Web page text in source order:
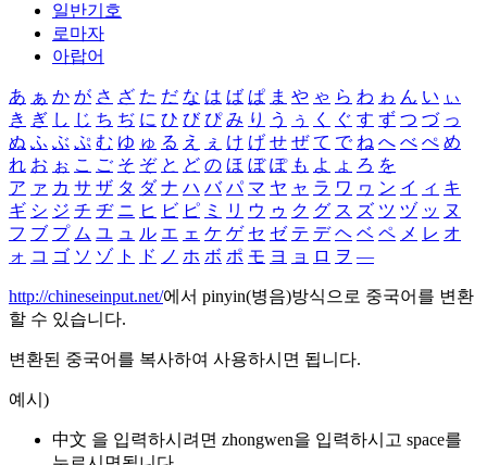
일반기호
로마자
아랍어
あ ぁ か が さ ざ た だ な は ば ぱ ま や ゃ ら わ ゎ ん い ぃ
き ぎ し じ ち ぢ に ひ び ぴ み り う ぅ く ぐ す ず つ づ っ
ぬ ふ ぶ ぷ む ゆ ゅ る え ぇ け げ せ ぜ て で ね へ べ ぺ め
れ お ぉ こ ご そ ぞ と ど の ほ ぼ ぽ も よ ょ ろ を
ア ァ カ サ ザ タ ダ ナ ハ バ パ マ ヤ ャ ラ ワ ヮ ン イ ィ キ
ギ シ ジ チ ヂ ニ ヒ ビ ピ ミ リ ウ ゥ ク グ ス ズ ツ ヅ ッ ヌ
フ ブ プ ム ユ ュ ル エ ェ ケ ゲ セ ゼ テ デ ヘ ベ ペ メ レ オ
ォ コ ゴ ソ ゾ ト ド ノ ホ ボ ポ モ ヨ ョ ロ ヲ ―
http://chineseinput.net/에서 pinyin(병음)방식으로 중국어를 변환
할 수 있습니다.
변환된 중국어를 복사하여 사용하시면 됩니다.
예시)
中文 을 입력하시려면 zhongwen을 입력하시고 space를